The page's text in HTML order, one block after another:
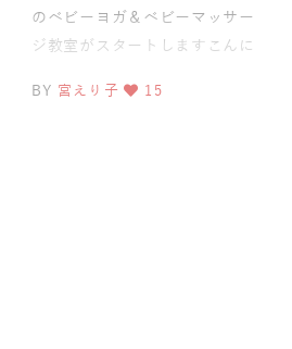
のベビーヨガ＆ベビーマッサー
ジ教室がスタートしますこんに
ガ＆ベビーマッサージ教室L
BY 宮えり子 15